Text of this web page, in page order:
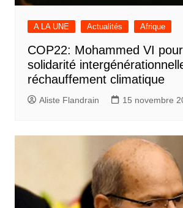
A LA UNE Actualités Afrique
COP22: Mohammed VI
solidarité
réchauffement climatique
Aliste Flandrain 15 novembre